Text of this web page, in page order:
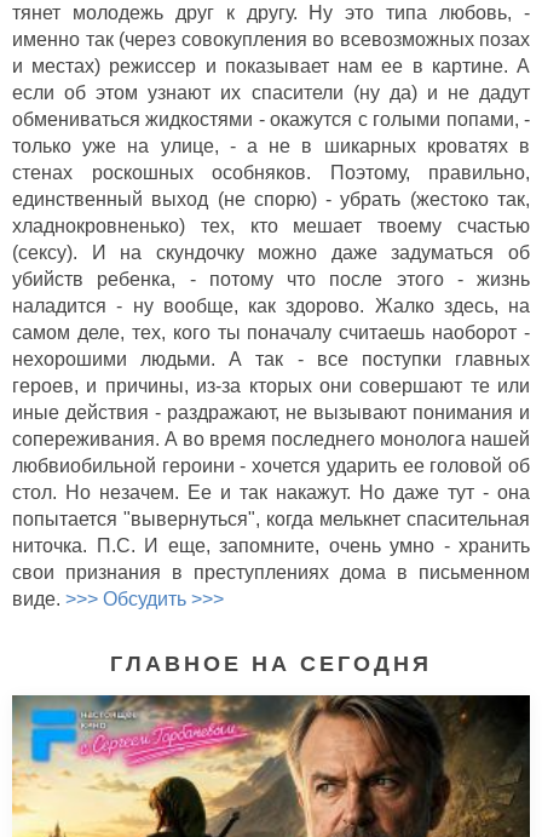
тянет молодежь друг к другу. Ну это типа любовь, -
именно так (через совокупления во всевозможных позах
и местах) режиссер и показывает нам ее в картине. А
если об этом узнают их спасители (ну да) и не дадут
обмениваться жидкостями - окажутся с голыми попами, -
только уже на улице, - а не в шикарных кроватях в
стенах роскошных особняков. Поэтому, правильно,
единственный выход (не спорю) - убрать (жестоко так,
хладнокровненько) тех, кто мешает твоему счастью
(сексу). И на скундочку можно даже задуматься об
убийств ребенка, - потому что после этого - жизнь
наладится - ну вообще, как здорово. Жалко здесь, на
самом деле, тех, кого ты поначалу считаешь наоборот -
нехорошими людьми. А так - все поступки главных
героев, и причины, из-за кторых они совершают те или
иные действия - раздражают, не вызывают понимания и
сопереживания. А во время последнего монолога нашей
любвиобильной героини - хочется ударить ее головой об
стол. Но незачем. Ее и так накажут. Но даже тут - она
попытается "вывернуться", когда мелькнет спасительная
ниточка. П.С. И еще, запомните, очень умно - хранить
свои признания в преступлениях дома в письменном
виде. >>> Обсудить >>>
ГЛАВНОЕ НА СЕГОДНЯ